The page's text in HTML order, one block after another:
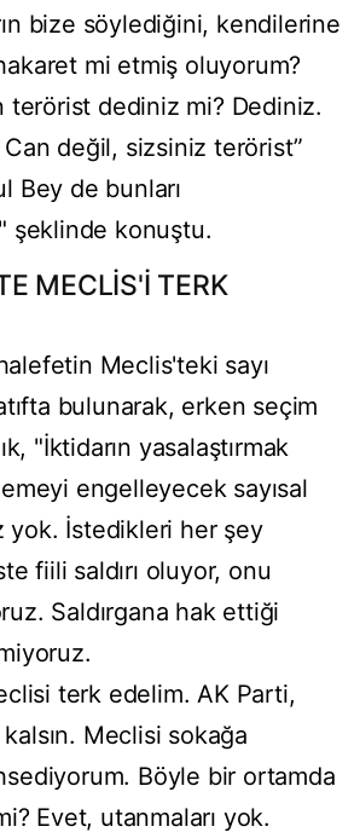
bize söylediğini, kendilerine
mi etmiş oluyorum?
terörist dediniz mi? Dediniz.
Can değil, sizsiniz terörist”
Bey de bunları
şeklinde konuştu.
MECLİS'İ TERK
Meclis'teki sayı
bulunarak, erken seçim
"İktidarın yasalaştırmak
engelleyecek sayısal
yok. İstedikleri her şey
fiili saldırı oluyor, onu
Saldırgana hak ettiği
terk edelim. AK Parti,
Meclisi sokağa
Böyle bir ortamda
Evet, utanmaları yok.